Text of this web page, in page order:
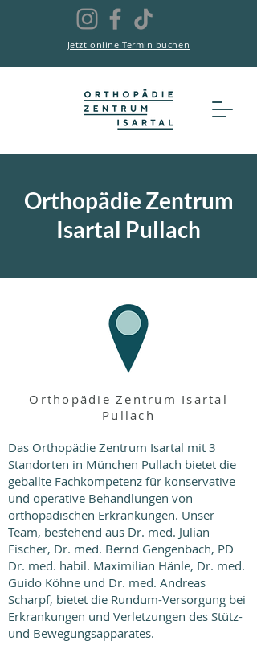
Jetzt online Termin buchen
Orthopädie Zentrum
Isartal Pullach
Orthopädie Zentrum Isartal
Pullach
Das Orthopädie Zentrum Isartal mit 3
Standorten in München Pullach bietet die
geballte Fachkompetenz für konservative
und operative Behandlungen von
orthopädischen Erkrankungen. Unser
Team, bestehend aus Dr. med. Julian
Fischer, Dr. med. Bernd Gengenbach, PD
Dr. med. habil. Maximilian Hänle, Dr. med.
Guido Köhne und Dr. med. Andreas
Scharpf, bietet die Rundum-Versorgung bei
Erkrankungen und Verletzungen des Stütz-
und Bewegungsapparates.